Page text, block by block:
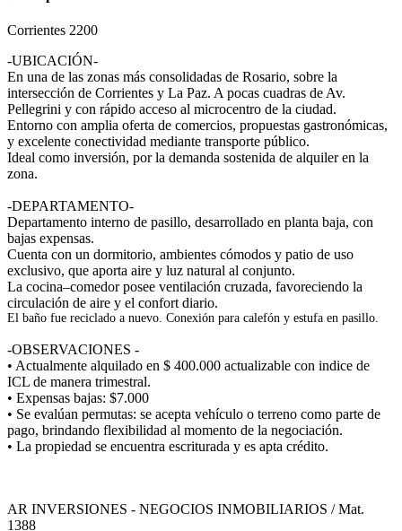
Corrientes 2200
-UBICACIÓN-
En una de las zonas más consolidadas de Rosario, sobre la
intersección de Corrientes y La Paz. A pocas cuadras de Av.
Pellegrini y con rápido acceso al microcentro de la ciudad.
Entorno con amplia oferta de comercios, propuestas gastronómicas,
y excelente conectividad mediante transporte público.
Ideal como inversión, por la demanda sostenida de alquiler en la
zona.
-DEPARTAMENTO-
Departamento interno de pasillo, desarrollado en planta baja, con
bajas expensas.
Cuenta con un dormitorio, ambientes cómodos y patio de uso
exclusivo, que aporta aire y luz natural al conjunto.
La cocina–comedor posee ventilación cruzada, favoreciendo la
circulación de aire y el confort diario.
El baño fue reciclado a nuevo. Conexión para calefón y estufa en pasillo.
-OBSERVACIONES -
• Actualmente alquilado en $ 400.000 actualizable con indice de
ICL de manera trimestral.
• Expensas bajas: $7.000
• Se evalúan permutas: se acepta vehículo o terreno como parte de
pago, brindando flexibilidad al momento de la negociación.
• La propiedad se encuentra escriturada y es apta crédito.
AR INVERSIONES - NEGOCIOS INMOBILIARIOS / Mat.
1388